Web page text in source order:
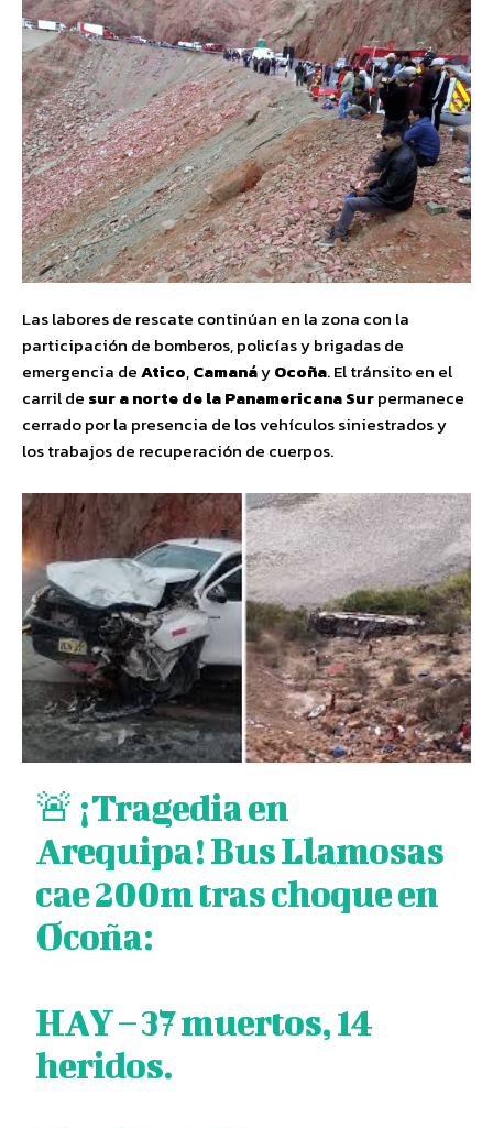
Las labores de rescate continúan en la zona con la
participación de bomberos, policías y brigadas de
emergencia deAtico,CamanáyOcoña. El tránsito en el
carril de sur a norte de la Panamericana Surpermanece
cerrado por la presencia de los vehículos siniestrados y
los trabajos de recuperación de cuerpos.
🚨 ¡Tragedia en
Arequipa! Bus Llamosas
cae 200m tras choque en
Ocoña:
HAY – 37 muertos, 14
heridos.